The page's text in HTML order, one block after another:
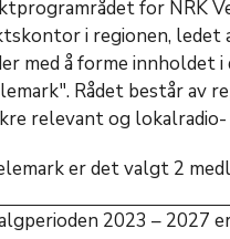
for NRK
i regionen, ledet
med å forme innholdet
Rådet består av
relevant og
er det valgt 2
2023 – 2027